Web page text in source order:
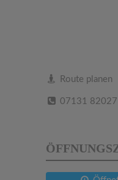
Route planen
07131 82027